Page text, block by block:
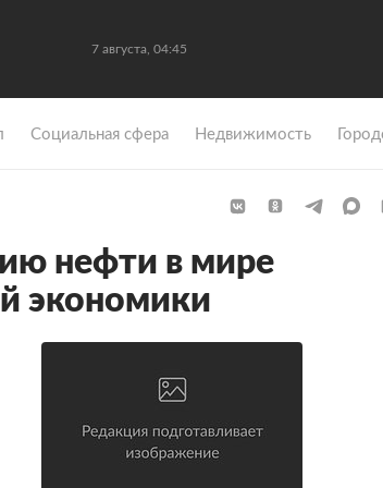
7 августа, 04:45
Социальная сфера Недвижимость
нефти в мире
экономики